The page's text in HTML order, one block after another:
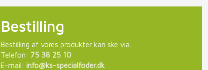
Bestilling​
Bestilling af vores produkter kan ske via:​
Telefon: 75 38 25 10
E-mail: info@ks-specialfoder.dk